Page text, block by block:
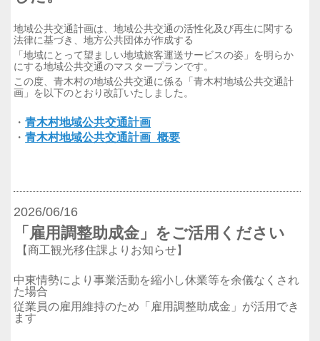
地域公共交通計画は、地域公共交通の活性化及び再生に関する
法律に基づき、地方公共団体が作成する
「地域にとって望ましい地域旅客運送サービスの姿」を明らか
にする地域公共交通のマスタープランです。
この度、青木村の地域公共交通に係る「青木村地域公共交通計
画」を以下のとおり改訂いたしました。
・青木村地域公共交通計画
・青木村地域公共交通計画_概要
2026/06/16
「雇用調整助成金」をご活用ください
【商工観光移住課よりお知らせ】
中東情勢により事業活動を縮小し休業等を余儀なくされ
た場合
従業員の雇用維持のため「雇用調整助成金」が活用でき
ます